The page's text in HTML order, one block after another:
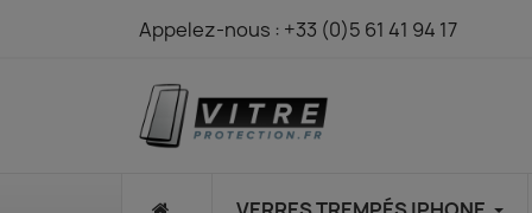
Appelez-nous : +33 (0)5 61 41 94 17